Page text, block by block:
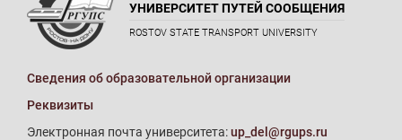
УНИВЕРСИТЕТ ПУТЕЙ СООБЩЕНИЯ
ROSTOV STATE TRANSPORT UNIVERSITY
Сведения об образовательной организации
Реквизиты
Электронная почта университета:up_del@rgups.ru